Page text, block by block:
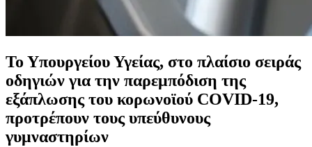
Το Υπουργείου Υγείας, στο πλαίσιο σειράς
οδηγιών για την παρεμπόδιση της
εξάπλωσης του κορωνοϊού COVID-19,
προτρέπουν τους υπεύθυνους
γυμναστηρίων